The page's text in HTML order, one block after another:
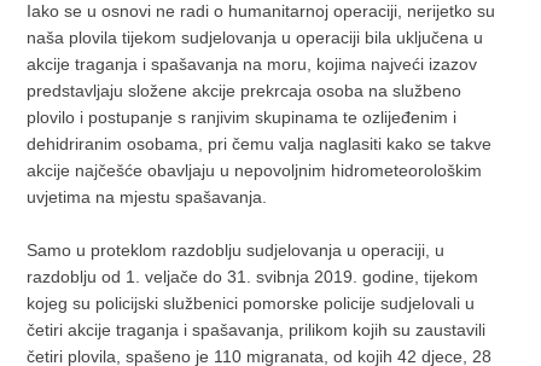
Iako se u osnovi ne radi o humanitarnoj operaciji, nerijetko su
naša plovila tijekom sudjelovanja u operaciji bila uključena u
akcije traganja i spašavanja na moru, kojima najveći izazov
predstavljaju složene akcije prekrcaja osoba na službeno
plovilo i postupanje s ranjivim skupinama te ozlijeđenim i
dehidriranim osobama, pri čemu valja naglasiti kako se takve
akcije najčešće obavljaju u nepovoljnim hidrometeorološkim
uvjetima na mjestu spašavanja.
Samo u proteklom razdoblju sudjelovanja u operaciji, u
razdoblju od 1. veljače do 31. svibnja 2019. godine, tijekom
kojeg su policijski službenici pomorske policije sudjelovali u
četiri akcije traganja i spašavanja, prilikom kojih su zaustavili
četiri plovila, spašeno je 110 migranata, od kojih 42 djece, 28